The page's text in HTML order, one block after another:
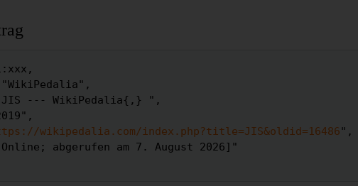
wikipedalia.com/index.php?title=JIS&oldid=16486",